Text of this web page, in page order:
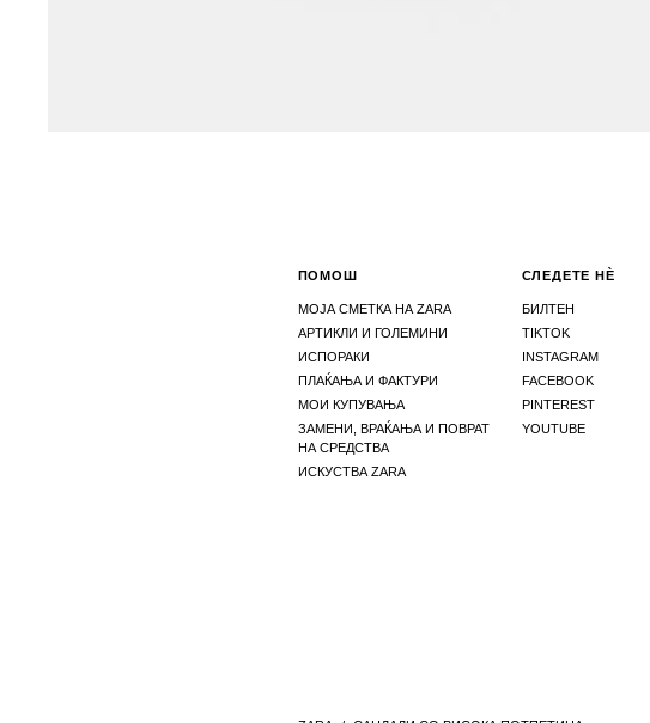
ПОМОШ
МОЈА СМЕТКА НА ZARA
АРТИКЛИ И ГОЛЕМИНИ
ИСПОРАКИ
ПЛАЌАЊА И ФАКТУРИ
МОИ КУПУВАЊА
ЗАМЕНИ, ВРАЌАЊА И ПОВРАТ
НА СРЕДСТВА
ИСКУСТВА ZARA
СЛЕДЕТЕ НЀ
БИЛТЕН
TIKTOK
INSTAGRAM
FACEBOOK
PINTEREST
YOUTUBE